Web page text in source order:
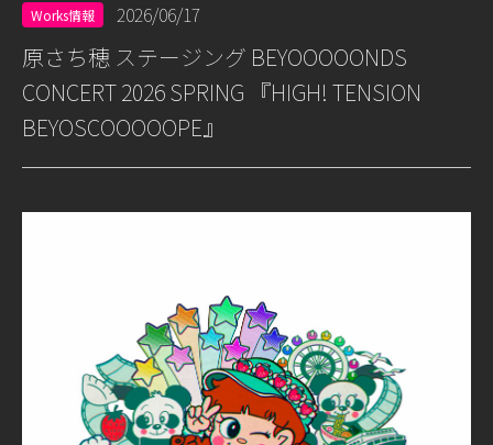
Works情報 2026/06/17
原さち穂 ステージング BEYOOOOONDS
CONCERT 2026 SPRING 『HIGH! TENSION
BEYOSCOOOOOPE』